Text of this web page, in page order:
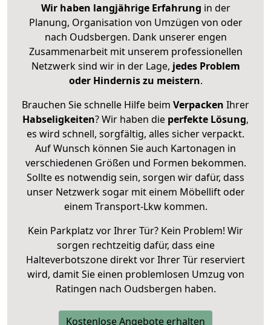
Wir haben langjährige Erfahrung in der
Planung, Organisation von Umzügen von oder
nach Oudsbergen. Dank unserer engen
Zusammenarbeit mit unserem professionellen
Netzwerk sind wir in der Lage, jedes Problem
oder Hindernis zu meistern.
Brauchen Sie schnelle Hilfe beim Verpacken Ihrer
Habseligkeiten? Wir haben die perfekte Lösung,
es wird schnell, sorgfältig, alles sicher verpackt.
Auf Wunsch können Sie auch Kartonagen in
verschiedenen Größen und Formen bekommen.
Sollte es notwendig sein, sorgen wir dafür, dass
unser Netzwerk sogar mit einem Möbellift oder
einem Transport-Lkw kommen.
Kein Parkplatz vor Ihrer Tür? Kein Problem! Wir
sorgen rechtzeitig dafür, dass eine
Halteverbotszone direkt vor Ihrer Tür reserviert
wird, damit Sie einen problemlosen Umzug von
Ratingen nach Oudsbergen haben.
Kostenlose Angebote erhalten